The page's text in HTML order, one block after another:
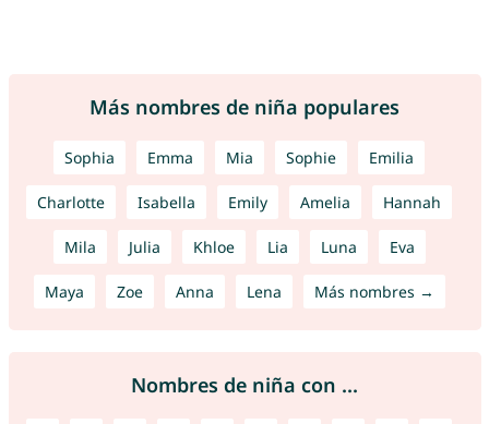
Más nombres de niña populares
Sophia Emma Mia Sophie Emilia
Charlotte Isabella Emily Amelia Hannah
Mila Julia Khloe Lia Luna Eva
Maya Zoe Anna Lena Más nombres →
Nombres de niña con ...